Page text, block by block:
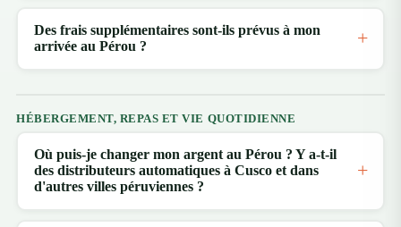
Des frais supplémentaires sont-ils prévus à mon
arrivée au Pérou ?
HÉBERGEMENT, REPAS ET VIE QUOTIDIENNE
Où puis-je changer mon argent au Pérou ? Y a-t-il
des distributeurs automatiques à Cusco et dans
d'autres villes péruviennes ?